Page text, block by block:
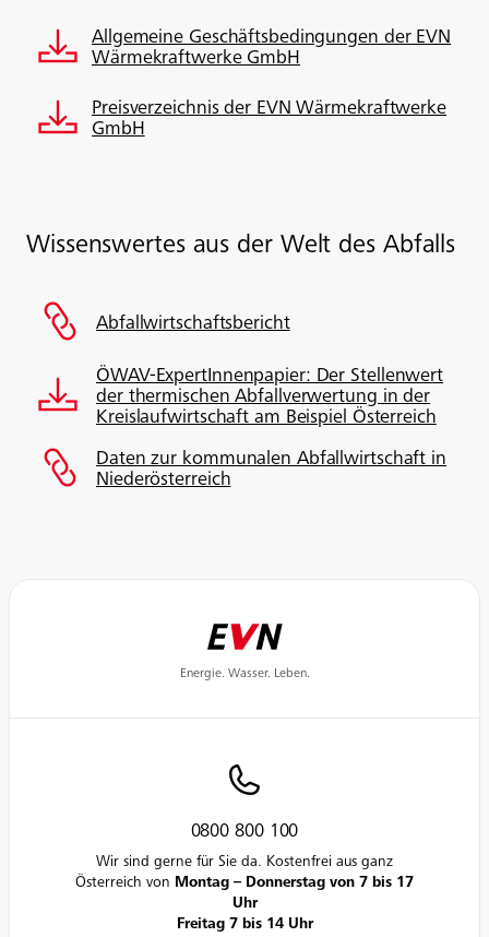
Allgemeine Geschäftsbedingungen der EVN
Wärmekraftwerke GmbH
Preisverzeichnis der EVN Wärmekraftwerke
GmbH
Wissenswertes aus der Welt des Abfalls
Abfallwirtschaftsbericht
ÖWAV-ExpertInnenpapier: Der Stellenwert
der thermischen Abfallverwertung in der
Kreislaufwirtschaft am Beispiel Österreich
Daten zur kommunalen Abfallwirtschaft in
Niederösterreich
Energie. Wasser. Leben.
0800 800 100
Wir sind gerne für Sie da. Kostenfrei aus ganz
Österreich von Montag – Donnerstag von 7 bis 17
Uhr
Freitag 7 bis 14 Uhr